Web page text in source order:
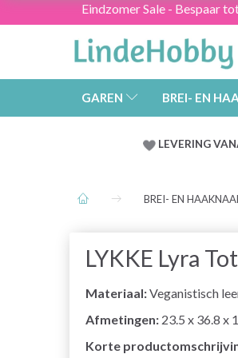
Eindzomer Sale - Bespaar
GAREN BREI- EN
LEVERING
BREI- EN
LYKKE Lyra
Materiaal:Veganistisch
Afmetingen: 23.5 x 36.8 x
Korte